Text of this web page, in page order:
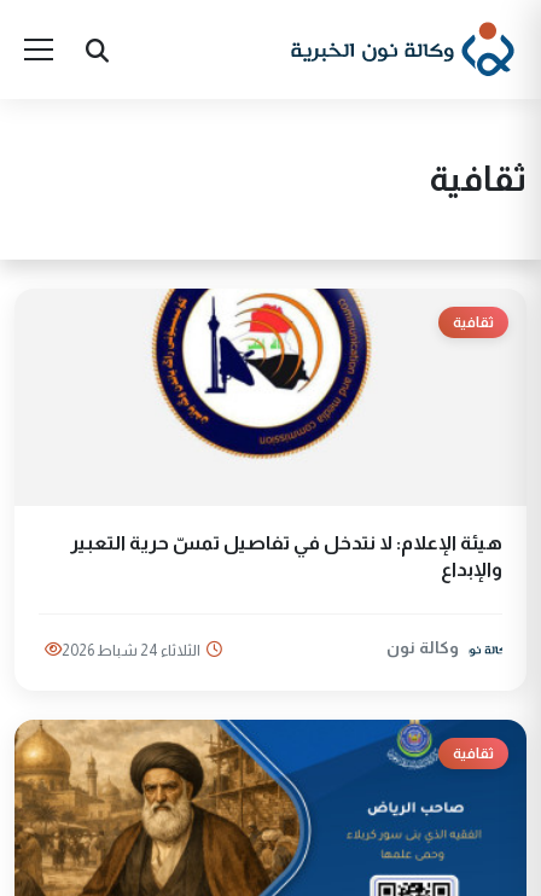
ثقافية
ثقافية
هيئة الإعلام: لا نتدخل في تفاصيل تمسّ حرية التعبير
والإبداع
وكالة نون الثلاثاء 24 شباط 2026
ثقافية